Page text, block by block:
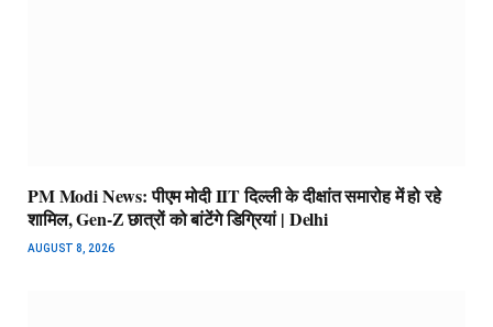
PM Modi News: पीएम मोदी IIT दिल्ली के दीक्षांत समारोह में हो रहे
शामिल, Gen-Z छात्रों को बांटेंगे डिग्रियां | Delhi
AUGUST 8, 2026